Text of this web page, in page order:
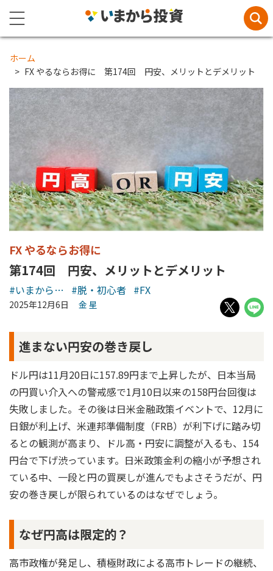
ホーム
FX やるならお得に 第174回 円安、メリットとデメリット
FX やるならお得に
第174回 円安、メリットとデメリット
#いまから… #脱・初心者 #FX
2025年12月6日 金 星
進まない円安の巻き戻し
ドル円は11月20日に157.89円まで上昇したが、日本当局
の円買い介入への警戒感で1月10日以来の158円台回復は
失敗しました。その後は日米金融政策イベントで、12月に
日銀が利上げ、米連邦準備制度（FRB）が利下げに踏み切
るとの観測が高まり、ドル高・円安に調整が入るも、154
円台で下げ渋っています。日米政策金利の縮小が予想され
ている中、一段と円の買戻しが進んでもよさそうだが、円
安の巻き戻しが限られているのはなぜでしょう。
なぜ円高は限定的？
高市政権が発足し、積極財政による高市トレードの継続、